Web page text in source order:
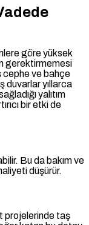
göre yüksek
gerektirmemesi
cephe ve bahçe
duvarlar yıllarca
yalıtım
bir etki de
Bu da bakım ve
düşürür.
projelerinde taş